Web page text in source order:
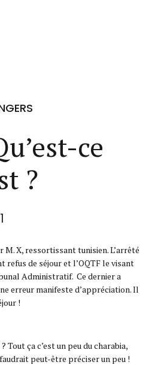
ce
?
M. X, ressortissant tunisien. L’arrêté
de séjour et l’OQTF le visant
Administratif. Ce dernier a
erreur manifeste d’appréciation. Il
!
Tout ça c’est un peu du charabia,
peut-être préciser un peu !